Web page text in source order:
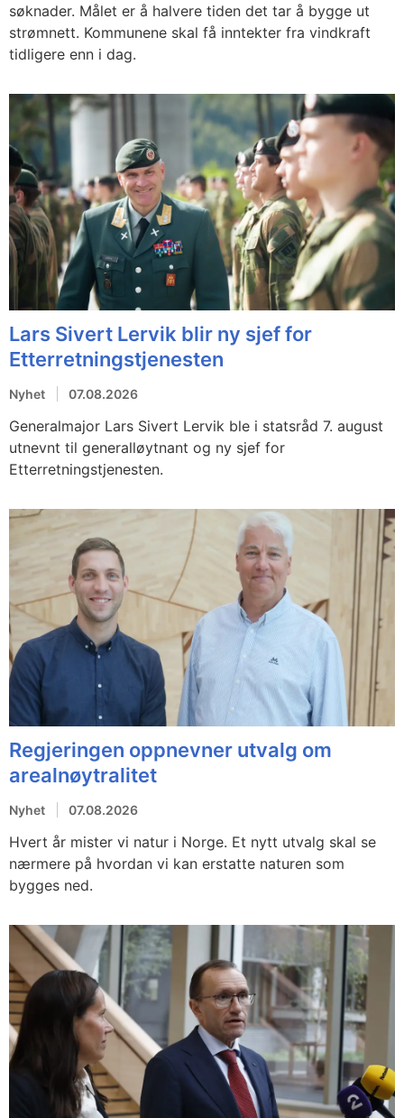
søknader. Målet er å halvere tiden det tar å bygge ut
strømnett. Kommunene skal få inntekter fra vindkraft
tidligere enn i dag.
Lars Sivert Lervik blir ny sjef for
Etterretningstjenesten
Nyhet 07.08.2026
Generalmajor Lars Sivert Lervik ble i statsråd 7. august
utnevnt til generalløytnant og ny sjef for
Etterretningstjenesten.
Regjeringen oppnevner utvalg om
arealnøytralitet
Nyhet 07.08.2026
Hvert år mister vi natur i Norge. Et nytt utvalg skal se
nærmere på hvordan vi kan erstatte naturen som
bygges ned.